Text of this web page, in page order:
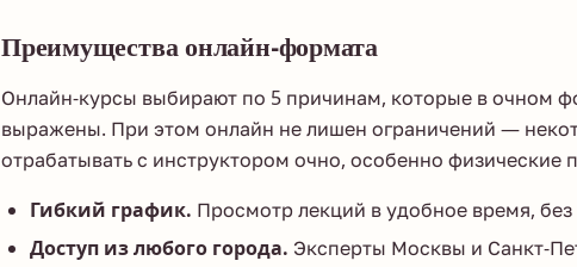
Преимущества онлайн-формата
Онлайн-курсы выбирают по 5 причинам, которые в очном
выражены. При этом онлайн не лишен ограничений —
отрабатывать с инструктором очно, особенно физические
Гибкий график. Просмотр лекций в удобное время,
Доступ из любого города. Эксперты Москвы и Санкт-